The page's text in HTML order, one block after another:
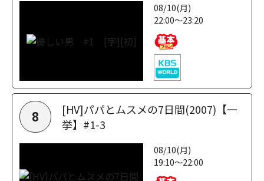
08/10(月)
22:00～23:20
8
[HV]パパとムスメの7日間(2007)【一
挙】#1-3
08/10(月)
19:10～22:00